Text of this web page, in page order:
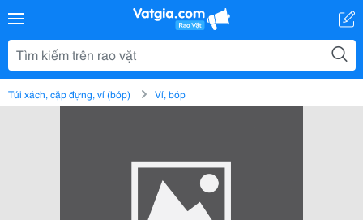
Túi xách, cặp đựng, ví (bóp) Ví, bóp